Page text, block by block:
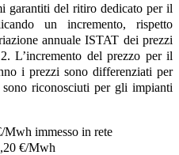
garantiti del ritiro dedicato per il
un incremento, rispetto
annuale ISTAT dei prezzi
L’incremento del prezzo per il
i prezzi sono differenziati per
riconosciuti per gli impianti
immesso in rete
€/Mwh